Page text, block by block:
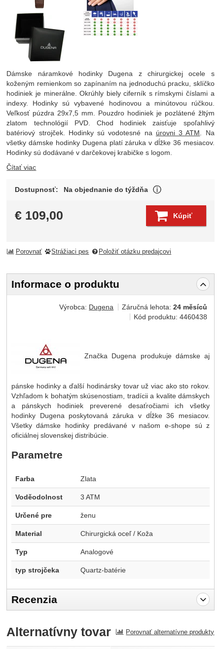
Dámske náramkové hodinky Dugena z chirurgickej ocele s
koženým remienkom so zapínaním na jednoduchú pracku, sklíčko
hodiniek je minerálne. Okrúhly biely ciferník s rímskymi číslami a
indexy. Hodinky sú vybavené hodinovou a minútovou rúčkou.
Veľkosť púzdra 29x7,5 mm. Pouzdro hodiniek je pozlátené žltým
zlatom technológií PVD. Chod hodiniek zaisťuje spoľahlivý
batériový strojček. Hodinky sú vodotesné na úrovni 3 ATM . Na
všetky dámske hodinky Dugena platí záruka v dĺžke 36 mesiacov.
Hodinky sú dodávané v darčekovej krabičke s logom.
Čítať viac
Dostupnosť: Na objednanie do týždňa
€ 109,00 Kúpiť
Porovnať Strážiaci pes Položiť otázku predajcovi
Informace o produktu
Výrobca: Dugena Záručná lehota:24 měsíců
Kód produktu:4460438
Značka Dugena produkuje dámske aj
pánske hodinky a ďalší hodinársky tovar už viac ako sto rokov.
Vzhľadom k bohatým skúsenostiam, tradícii a kvalite dámskych
a pánskych hodiniek preverené desaťročiami ich všetky
hodinky Dugena poskytovaná záruka v dĺžke 36 mesiacov.
Všetky dámske hodinky predávané v našom e-shope sú z
oficiálnej slovenskej distribúcie.
Parametre
Farba Zlata
Voděodolnost 3 ATM
Určené pre ženu
Material Chirurgická oceľ / Koža
Typ Analogové
typ strojčeka Quartz-batérie
Recenzia
Recenzia
Alternatívny tovar Porovnať alternatívne produkty